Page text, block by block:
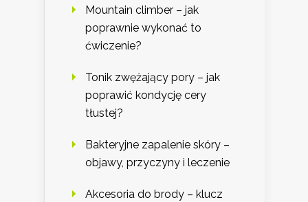
Mountain climber – jak
poprawnie wykonać to
ćwiczenie?
Tonik zwężający pory – jak
poprawić kondycję cery
tłustej?
Bakteryjne zapalenie skóry –
objawy, przyczyny i leczenie
Akcesoria do brody – klucz